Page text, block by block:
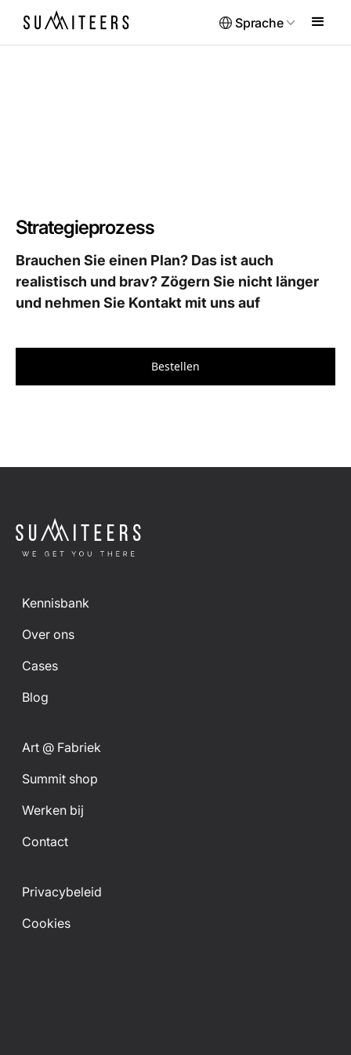
Sprache
Strategieprozess
Brauchen Sie einen Plan? Das ist auch
realistisch und brav? Zögern Sie nicht länger
und nehmen Sie Kontakt mit uns auf
Bestellen
Kennisbank
Over ons
Cases
Blog
Art @ Fabriek
Summit shop
Werken bij
Contact
Privacybeleid
Cookies